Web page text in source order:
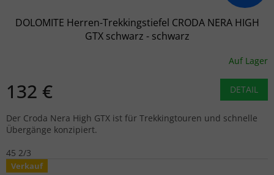
DOLOMITE Herren-Trekkingstiefel CRODA NERA HIGH
GTX schwarz - schwarz
Auf Lager
132 € DETAIL
Der Croda Nera High GTX ist für Trekkingtouren und schnelle
Übergänge konzipiert.
45 2/3
Verkauf